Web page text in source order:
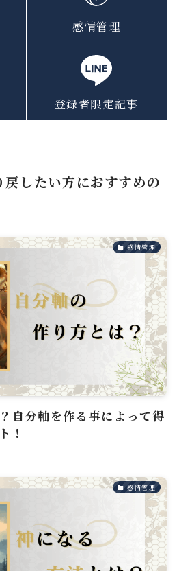
感情管理
登録者限定記事
したい方におすすめの
感情管理
自分軸を作る事によって得
！
感情管理